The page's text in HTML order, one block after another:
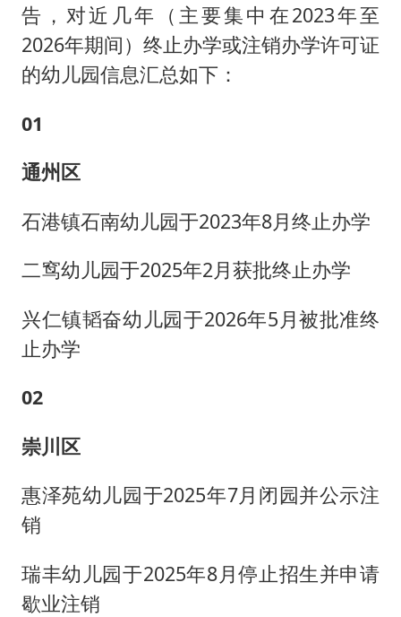
告，对近几年（主要集中在2023年至
2026年期间）终止办学或注销办学许可证
的幼儿园信息汇总如下：
01
通州区
石港镇石南幼儿园于2023年8月终止办学
二窎幼儿园于2025年2月获批终止办学
兴仁镇韬奋幼儿园于2026年5月被批准终
止办学
02
崇川区
惠泽苑幼儿园于2025年7月闭园并公示注
销
瑞丰幼儿园于2025年8月停止招生并申请
歇业注销